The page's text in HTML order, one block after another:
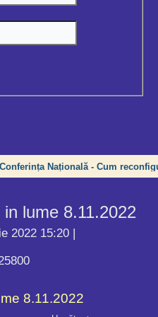
Națională - Cum
lume 8.11.2022
2022 15:20 |
8.11.2022